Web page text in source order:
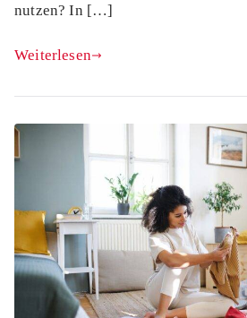
nutzen? In […]
Weiterlesen